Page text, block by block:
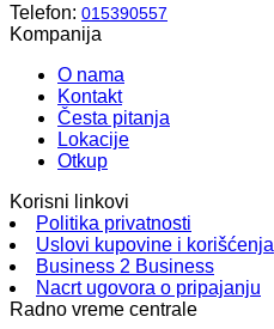
Telefon: 015390557
Kompanija
O nama
Kontakt
Česta pitanja
Lokacije
Otkup
Korisni linkovi
Politika privatnosti
Uslovi kupovine i korišćenja
Business 2 Business
Nacrt ugovora o pripajanju
Radno vreme centrale